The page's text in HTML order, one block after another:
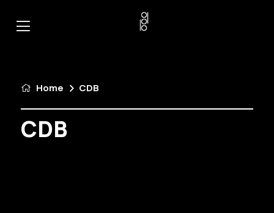
Home CDB
CDB